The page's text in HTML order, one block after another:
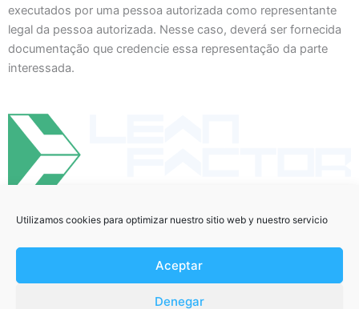
Utilizamos cookies para optimizar nuestro sitio web y nuestro servicio
Aceptar
Denegar
executados por uma pessoa autorizada como representante
legal da pessoa autorizada. Nesse caso, deverá ser fornecida
documentação que credencie essa representação da parte
interessada.